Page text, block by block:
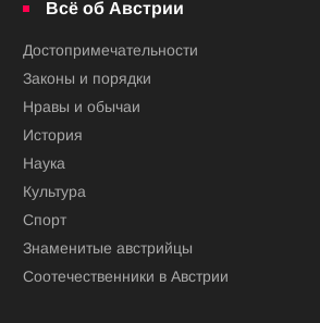
Всё об Австрии
Достопримечательности
Законы и порядки
Нравы и обычаи
История
Наука
Культура
Спорт
Знаменитые австрийцы
Соотечественники в Австрии